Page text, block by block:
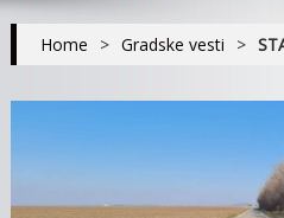
Home > Gradske vesti >